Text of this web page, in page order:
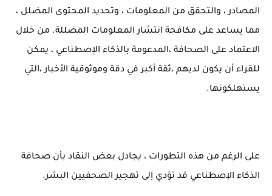
المصادر ، والتحقق من المعلومات ، وتحديد المحتوى المضلل ،
مما يساعد على مكافحة انتشار المعلومات المضللة. من خلال
الاعتماد على الصحافة ،المدعومة بالذكاء الإصطناعي ، يمكن
للقراء أن يكون لديهم ،ثقة أكبر في دقة وموثوقية الأخبار ،التي
يستهلكونها.
على الرغم من هذه التطورات ، يجادل بعض النقاد بأن صحافة
الذكاء الإصطناعي قد تؤدي إلى تهجير الصحفيين البشر.